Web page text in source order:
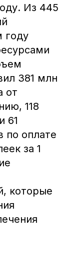
Из 445
году
381 млн
от
118
61
по оплате
за 1
которые